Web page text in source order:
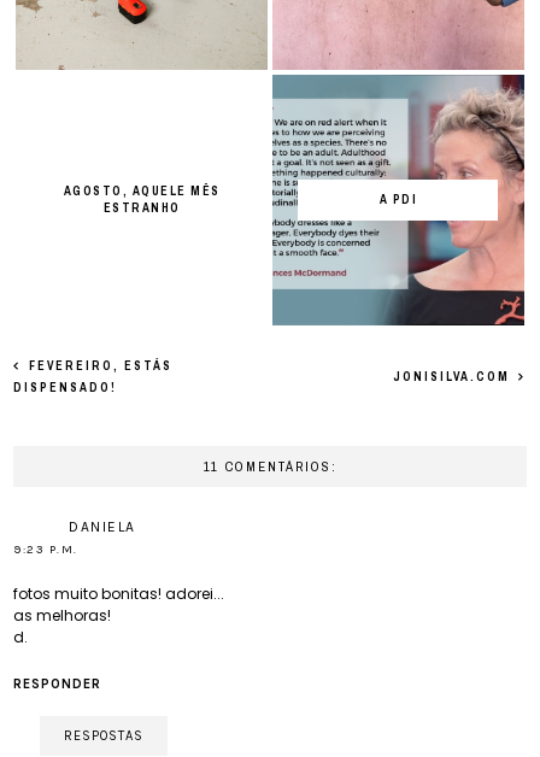
AGOSTO, AQUELE MÊS
ESTRANHO
A PDI
FEVEREIRO, ESTÁS
DISPENSADO!
JONISILVA.COM
11 COMENTÁRIOS:
DANIELA
9:23 P.M.
fotos muito bonitas! adorei...
as melhoras!
d.
RESPONDER
RESPOSTAS